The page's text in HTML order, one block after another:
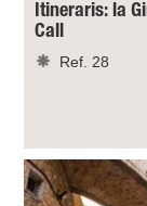
Itineraris: la
Call
Ref. 28